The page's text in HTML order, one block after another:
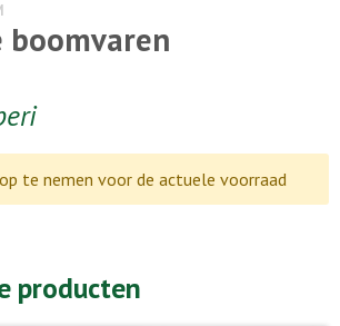
boomvaren
te nemen voor de actuele voorraad
producten